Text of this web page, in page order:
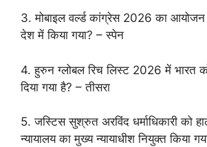
3. मोबाइल वर्ल्ड कांग्रेस 2026 का
देश में किया गया? – स्पेन
4. हुरुन ग्लोबल रिच लिस्ट 2026 में भारत
दिया गया है? – तीसरा
5. जस्टिस सुश्रुत अरविंद धर्माधिकारी को
न्यायालय का मुख्य न्यायाधीश नियुक्त किया